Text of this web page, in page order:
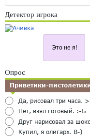
Детектор игрока
Это не я!
Опрос
Приветики-
Да, рисовал три часа.
Нет, взял готовый. :-Ъ
Друг нарисовал за
Купил, я олигарх. B-)